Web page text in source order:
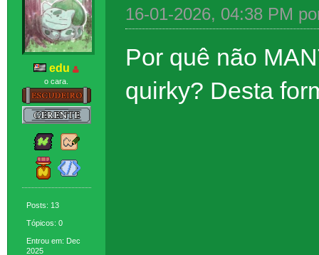
edu
o cara.
Posts: 13
Tópicos: 0
Entrou em: Dec
2025
16-01-2026, 04:38 PM
Por quê não
quirky? Desta